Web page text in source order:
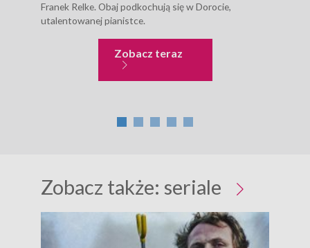
Franek Relke. Obaj podkochują się w Dorocie,
utalentowanej pianistce.
Zobacz terazPogranicze w ogniu
Zobacz także: seriale